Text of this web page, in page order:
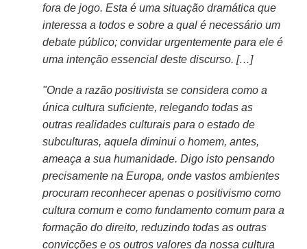
fora de jogo. Esta é uma situação dramática que
interessa a todos e sobre a qual é necessário um
debate público; convidar urgentemente para ele é
uma intenção essencial deste discurso. […]
"Onde a razão positivista se considera como a
única cultura suficiente, relegando todas as
outras realidades culturais para o estado de
subculturas, aquela diminui o homem, antes,
ameaça a sua humanidade. Digo isto pensando
precisamente na Europa, onde vastos ambientes
procuram reconhecer apenas o positivismo como
cultura comum e como fundamento comum para a
formação do direito, reduzindo todas as outras
convicções e os outros valores da nossa cultura